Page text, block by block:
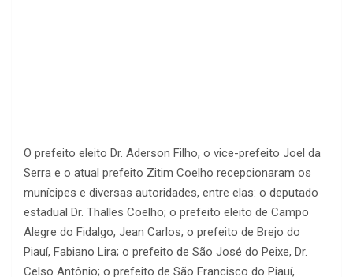
O prefeito eleito Dr. Aderson Filho, o vice-prefeito Joel da
Serra e o atual prefeito Zitim Coelho recepcionaram os
munícipes e diversas autoridades, entre elas: o deputado
estadual Dr. Thalles Coelho; o prefeito eleito de Campo
Alegre do Fidalgo, Jean Carlos; o prefeito de Brejo do
Piauí, Fabiano Lira; o prefeito de São José do Peixe, Dr.
Celso Antônio; o prefeito de São Francisco do Piauí,